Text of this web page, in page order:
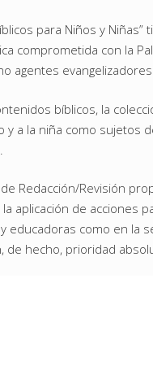
para Niños y
comprometida con la
agentes evangelizadores
bíblicos, la
a la niña como sujetos
Redacción/Revisión
aplicación de acciones
educadoras como en la
de hecho, prioridad